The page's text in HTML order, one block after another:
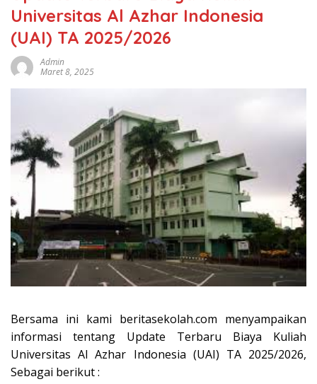
Universitas Al Azhar Indonesia
(UAI) TA 2025/2026
Admin
Maret 8, 2025
Bersama ini kami beritasekolah.com menyampaikan
informasi tentang Update Terbaru Biaya Kuliah
Universitas Al Azhar Indonesia (UAI) TA 2025/2026,
Sebagai berikut :